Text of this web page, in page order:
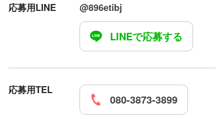
す。
在籍してみて、もし不安なところや
お仕事にやりずらさを感じたり、
お気軽にご相談ください♪
当店は、貴女と
貴女の大切なモノを
応募用LINE @896etibj
LINEで応募する
応募用TEL
080-3873-3899